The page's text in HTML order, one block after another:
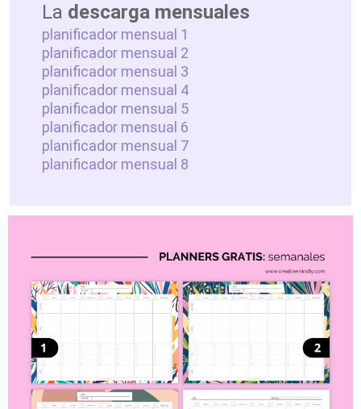
La descarga mensuales
planificador mensual 1
planificador mensual 2
planificador mensual 3
planificador mensual 4
planificador mensual 5
planificador mensual 6
planificador mensual 7
planificador mensual 8